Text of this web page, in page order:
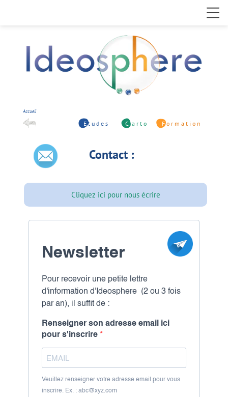
Ca r t o Fo r m a t i o n
Et u d e s
Accueil
Cliquez ici pour nous écrire
Retrouvez nous sur :
Contact :
Newsletter
Pour recevoir une petite lettre
d'information d'Ideosphere (2 ou 3 fois
par an), il suffit de :
Renseigner son adresse email ici
pour s'inscrire
Veuillez renseigner votre adresse email pour vous
inscrire. Ex. : abc@xyz.com